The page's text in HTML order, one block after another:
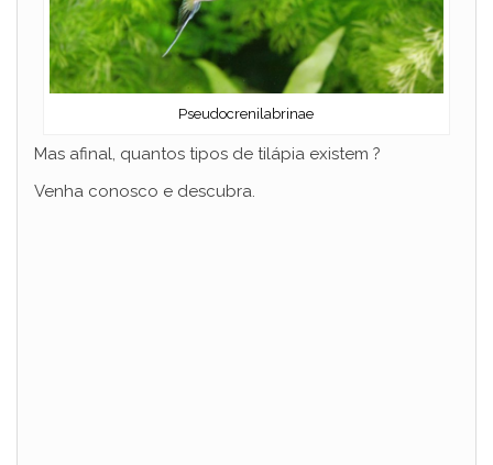
Pseudocrenilabrinae
Mas afinal, quantos tipos de tilápia existem ?
Venha conosco e descubra.